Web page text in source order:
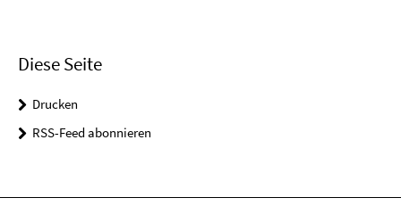
Diese Seite
Drucken
RSS-Feed abonnieren